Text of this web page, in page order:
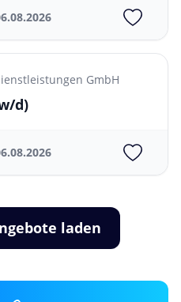
GmbH
d)
laden